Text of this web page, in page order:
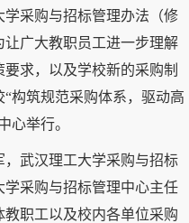
采购与招标管理办法（修
广大教职员工进一步理解
求，以及学校新的采购制
构筑规范采购体系，驱动高
心举行。
武汉理工大学采购与招标
采购与招标管理中心主任
职工以及校内各单位采购